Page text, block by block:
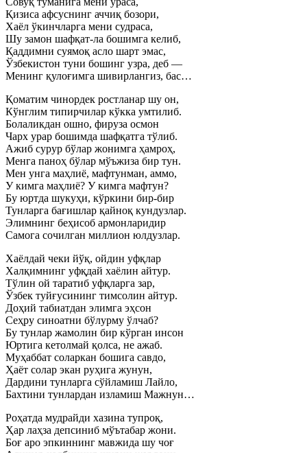
Қизиса афсуснинг аччиқ бозори,
Хаёл ўкинчларга мени судраса,
Шу замон шафқат-ла бошимга келиб,
Қаддимни суямоқ асло шарт эмас,
Ўзбекистон туни бошинг узра, деб —
Менинг қулоғимга шивирлангиз, бас…
Қоматим чинордек ростланар шу он,
Кўнглим типирчилар кўкка умтилиб.
Болаликдан ошно, фируза осмон
Чарх урар бошимда шафқатга тўлиб.
Ажиб сурур бўлар жонимга ҳамроҳ,
Менга паноҳ бўлар мўъжиза бир тун.
Мен унга маҳлиё, мафтунман, аммо,
У кимга маҳлиё? У кимга мафтун?
Бу юртда шукуҳи, кўркини бир-бир
Тунларга бағишлар қайноқ кундузлар.
Элимнинг беҳисоб армонларидир
Самога сочилган миллион юлдузлар.
Хаёлдай чеки йўқ, ойдин уфқлар
Халқимнинг уфқдай хаёлин айтур.
Тўлин ой таратиб уфқларга зар,
Ўзбек туйғусининг тимсолин айтур.
Доҳий табиатдан элимга эҳсон
Сеҳру синоатни бўлурму ўлчаб?
Бу тунлар жамолин бир кўрган инсон
Юртига кетолмай қолса, не ажаб.
Муҳаббат соларкан бошига савдо,
Ҳаёт солар экан руҳига жунун,
Дардини тунларга сўйламиш Лайло,
Бахтини тунлардан изламиш Мажнун…
Роҳатда мудрайди хазина тупроқ,
Ҳар лаҳза депсиниб мўътабар жони.
Боғ аро эпкиннинг мавжида шу чоғ